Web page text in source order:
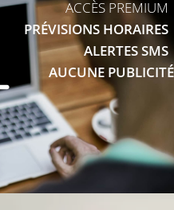
ACCÈS PREMIUM
PRÉVISIONS HORAIRES
ALERTES SMS
AUCUNE PUBLICITÉ